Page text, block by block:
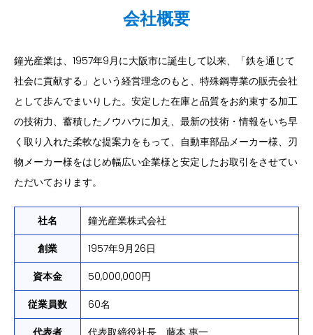
会社概要
鐘光産業は、1957年9月に大阪市に誕生して以来、「鉄を通じて
社会に貢献する」という経営理念のもと、特殊鋼専業の販売会社
として歩んでまいりした。安定した在庫と品質をお約束する加工
の技術力、蓄積したノウハウに加え、最新の技術・情報をいち早
く取り入れた柔軟な提案力をもって、自動車部品メーカー様、刃
物メーカー様をはじめ幅広い企業様と安定したお取引をさせてい
ただいております。
社名
鐘光産業株式会社
創業
1957年9月26日
資本金
50,000,000円
従業員数
60名